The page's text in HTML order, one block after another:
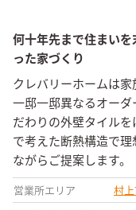
何十年先まで住まい
った家づくり
クレバリーホームは家
一邸一邸異なるオーダ
だわりの外壁タイル
で考えた断熱構造で
ながらご提案します。
営業所エリア 村上